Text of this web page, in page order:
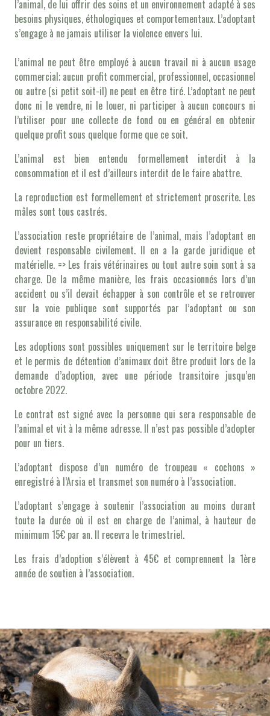
l’animal, de lui offrir des soins et un environnement adapté à ses
besoins physiques, éthologiques et comportementaux. L’adoptant
s’engage à ne jamais utiliser la violence envers lui.
L’animal ne peut être employé à aucun travail ni à aucun usage
commercial; aucun profit commercial, professionnel, occasionnel
ou autre (si petit soit-il) ne peut en être tiré. L’adoptant ne peut
donc ni le vendre, ni le louer, ni participer à aucun concours ni
l’utiliser pour une collecte de fond ou en général en obtenir
quelque profit sous quelque forme que ce soit.
L’animal est bien entendu formellement interdit à la
consommation et il est d’ailleurs interdit de le faire abattre.
La reproduction est formellement et strictement proscrite. Les
mâles sont tous castrés.
L’association reste propriétaire de l’animal, mais l’adoptant en
devient responsable civilement. Il en a la garde juridique et
matérielle. => Les frais vétérinaires ou tout autre soin sont à sa
charge. De la même manière, les frais occasionnés lors d’un
accident ou s’il devait échapper à son contrôle et se retrouver
sur la voie publique sont supportés par l’adoptant ou son
assurance en responsabilité civile.
Les adoptions sont possibles uniquement sur le territoire belge
et le permis de détention d’animaux doit être produit lors de la
demande d’adoption, avec une période transitoire jusqu’en
octobre 2022.
Le contrat est signé avec la personne qui sera responsable de
l’animal et vit à la même adresse. Il n’est pas possible d’adopter
pour un tiers.
L’adoptant dispose d’un numéro de troupeau « cochons »
enregistré à l’Arsia et transmet son numéro à l’association.
L’adoptant s’engage à soutenir l’association au moins durant
toute la durée où il est en charge de l’animal, à hauteur de
minimum 15€ par an. Il recevra le trimestriel.
Les frais d’adoption s’élèvent à 45€ et comprennent la 1ère
année de soutien à l’association.